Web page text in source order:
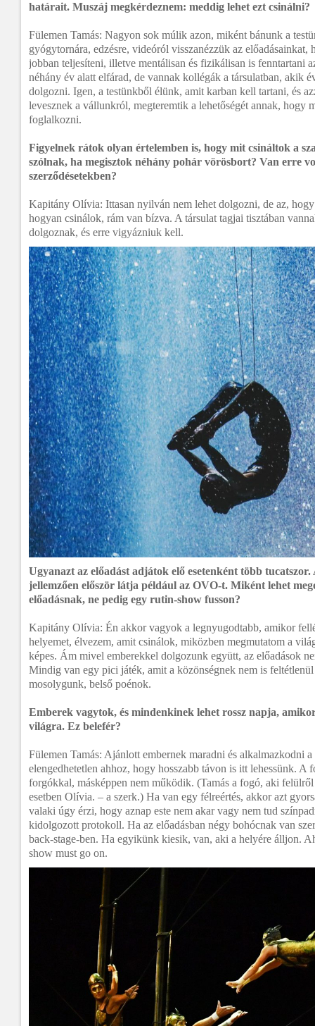
határait. Muszáj megkérdeznem: meddig lehet ezt csinálni?
Fülemen Tamás: Nagyon sok múlik azon, miként bánunk a
gyógytornára, edzésre, videóról visszanézzük az előadásainkat,
jobban teljesíteni, illetve mentálisan és fizikálisan is fenntartani
néhány év alatt elfárad, de vannak kollégák a társulatban, akik
dolgozni. Igen, a testünkből élünk, amit karban kell tartani, és
levesznek a vállunkról, megteremtik a lehetőségét annak, hogy
foglalkozni.
Figyelnek rátok olyan értelemben is, hogy mit csináltok a
szólnak, ha megisztok néhány pohár vörösbort? Van erre
szerződésetekben?
Kapitány Olívia: Ittasan nyilván nem lehet dolgozni, de az, hogy
hogyan csinálok, rám van bízva. A társulat tagjai tisztában
dolgoznak, és erre vigyázniuk kell.
Ugyanazt az előadást adjátok elő esetenként több tucatszor.
jellemzően először látja például az OVO-t. Miként lehet
előadásnak, ne pedig egy rutin-show fusson?
Kapitány Olívia: Én akkor vagyok a legnyugodtabb, amikor
helyemet, élvezem, amit csinálok, miközben megmutatom a
képes. Ám mivel emberekkel dolgozunk együtt, az előadások
Mindig van egy pici játék, amit a közönségnek nem is
mosolygunk, belső poénok.
Emberek vagytok, és mindenkinek lehet rossz napja,
világra. Ez belefér?
Fülemen Tamás: Ajánlott embernek maradni és alkalmazkodni
elengedhetetlen ahhoz, hogy hosszabb távon is itt lehessünk. A
forgókkal, másképpen nem működik. (Tamás a fogó, aki
esetben Olívia. – a szerk.) Ha van egy félreértés, akkor azt
valaki úgy érzi, hogy aznap este nem akar vagy nem tud
kidolgozott protokoll. Ha az előadásban négy bohócnak van
back-stage-ben. Ha egyikünk kiesik, van, aki a helyére álljon.
show must go on.